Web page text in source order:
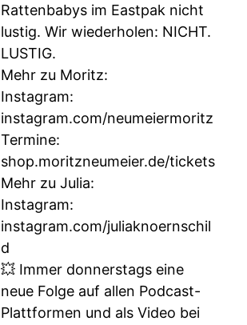
Rattenbabys im Eastpak nicht
lustig. Wir wiederholen: NICHT.
LUSTIG.
Mehr zu Moritz:
Instagram:
instagram.com/neumeiermoritz
Termine:
shop.moritzneumeier.de/tickets
Mehr zu Julia:
Instagram:
instagram.com/juliaknoernschil
d
💥 Immer donnerstags eine
neue Folge auf allen Podcast-
Plattformen und als Video bei